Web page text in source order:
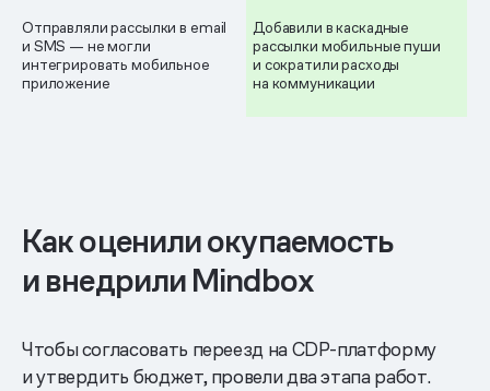
Отправляли рассылки в email
и SMS — не могли
интегрировать мобильное
приложение
Добавили в каскадные
рассылки мобильные пуши
и сократили расходы
на коммуникации
Как оценили окупаемость
и внедрили Mindbox
Чтобы согласовать переезд на CDP-платформу
и утвердить бюджет, провели два этапа работ.